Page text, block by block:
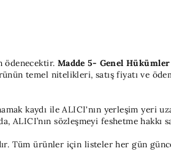
ödenecektir. Madde 5- Genel Hükümler
temel nitelikleri, satış fiyatı ve
kaydı ile ALICI'nın yerleşim yeri
sözleşmeyi feshetme hakkı
Tüm ürünler için listeler her gün